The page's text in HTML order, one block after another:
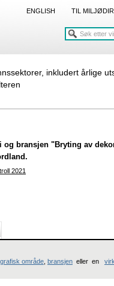
ENGLISH TIL
inkludert årlige
bransjen "Bryting av
2021
område bransjen eller en